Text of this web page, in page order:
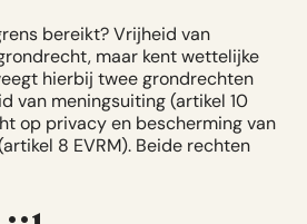
bereikt? Vrijheid van
maar kent wettelijke
hierbij twee grondrechten
van meningsuiting (artikel 10
op privacy en bescherming van
artikel 8 EVRM). Beide rechten